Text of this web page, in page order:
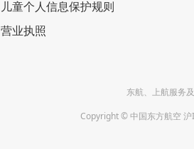
儿童个人信息保护规则
营业执照
东航、上航服务
Copyright © 中国东方航空